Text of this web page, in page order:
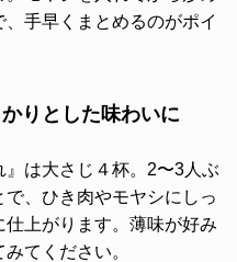
手早くまとめるのがポイ
りとした味わいに
は大さじ４杯。2〜3人ぶ
、ひき肉やモヤシにしっ
上がります。薄味が好み
てください。